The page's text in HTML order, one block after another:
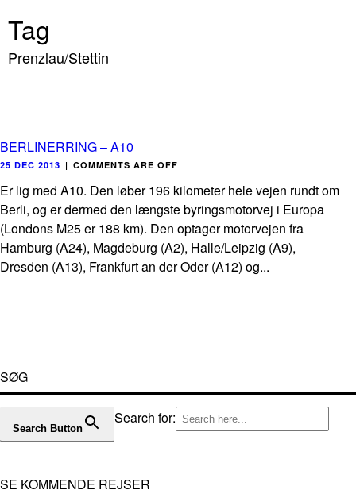
Tag
Prenzlau/Stettin
BERLINERRING – A10
25 DEC 2013 | COMMENTS ARE OFF
Er lig med A10. Den løber 196 kilometer hele vejen rundt om
Berli, og er dermed den længste byringsmotorvej i Europa
(Londons M25 er 188 km). Den optager motorvejen fra
Hamburg (A24), Magdeburg (A2), Halle/Leipzig (A9),
Dresden (A13), Frankfurt an der Oder (A12) og...
SØG
Search for:
Search Button
SE KOMMENDE REJSER